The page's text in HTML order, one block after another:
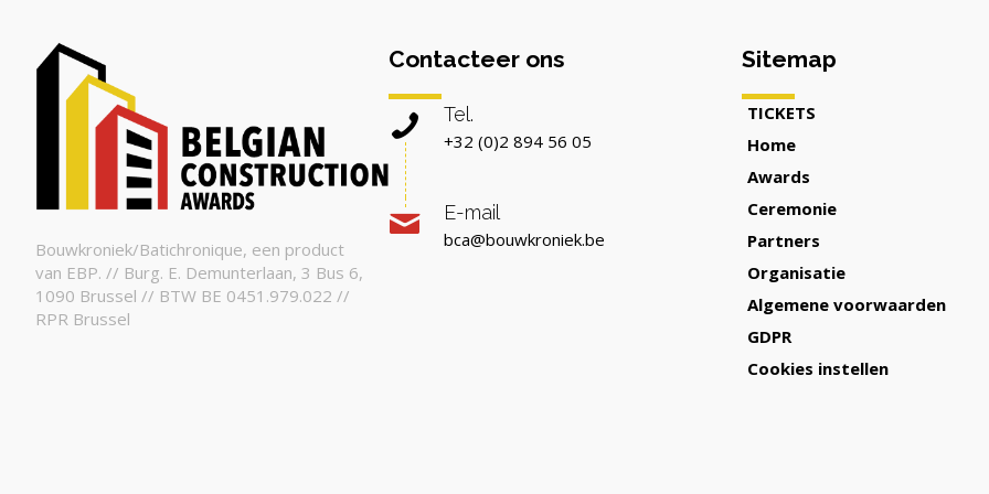
Bouwkroniek/Batichronique, een product
van EBP. // Burg. E. Demunterlaan, 3 Bus 6,
1090 Brussel // BTW BE 0451.979.022 //
RPR Brussel
Contacteer ons
Tel.
+32 (0)2 894 56 05
E-mail
bca@bouwkroniek.be
Sitemap
TICKETS
Home
Awards
Ceremonie
Partners
Organisatie
Algemene voorwaarden
GDPR
Cookies instellen